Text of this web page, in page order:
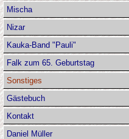
Mischa
Nizar
Kauka-Band "Pauli"
Falk zum 65. Geburtstag
Sonstiges
Gästebuch
Kontakt
Daniel Müller